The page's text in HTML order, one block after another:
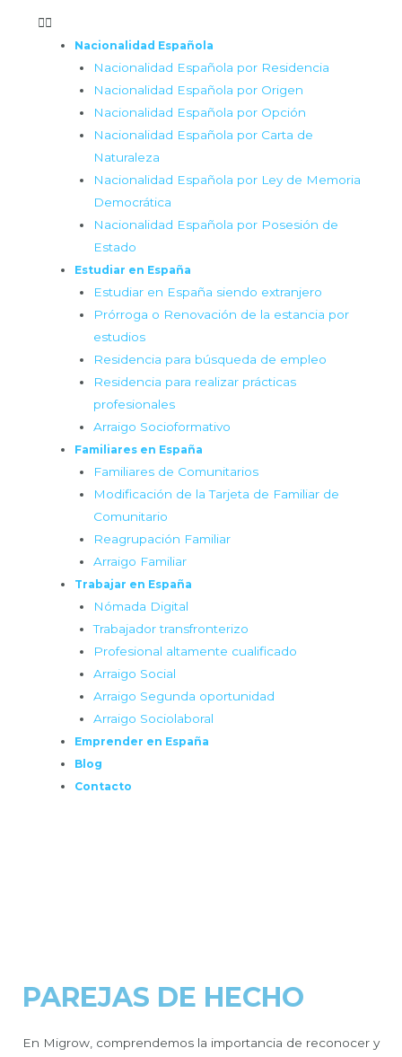
Nacionalidad Española
Nacionalidad Española por Residencia
Nacionalidad Española por Origen
Nacionalidad Española por Opción
Nacionalidad Española por Carta de
Naturaleza
Nacionalidad Española por Ley de Memoria
Democrática
Nacionalidad Española por Posesión de
Estado
Estudiar en España
Estudiar en España siendo extranjero
Prórroga o Renovación de la estancia por
estudios
Residencia para búsqueda de empleo
Residencia para realizar prácticas
profesionales
Arraigo Socioformativo
Familiares en España
Familiares de Comunitarios
Modificación de la Tarjeta de Familiar de
Comunitario
Reagrupación Familiar
Arraigo Familiar
Trabajar en España
Nómada Digital
Trabajador transfronterizo
Profesional altamente cualificado
Arraigo Social
Arraigo Segunda oportunidad
Arraigo Sociolaboral
Emprender en España
Blog
Contacto
PAREJAS DE HECHO
En Migrow, comprendemos la importancia de reconocer y